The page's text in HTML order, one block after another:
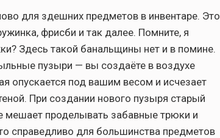
для здешних предметов в инвентаре. Это
фрисби и так далее. Помните, я
Здесь такой банальщины нет и в помине.
пузыри — вы создаёте в воздухе
опускается под вашим весом и исчезает
При создании нового пузыря старый
мешает проделывать забавные трюки и
справедливо для большинства предметов